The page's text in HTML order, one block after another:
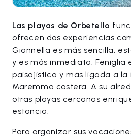
Las playas de Orbetello
ofrecen dos experiencias
Giannella es más sencilla,
y es más inmediata. Feniglia
paisajística y más ligada a
Maremma costera. A su
otras playas cercanas
estancia.
Para organizar sus